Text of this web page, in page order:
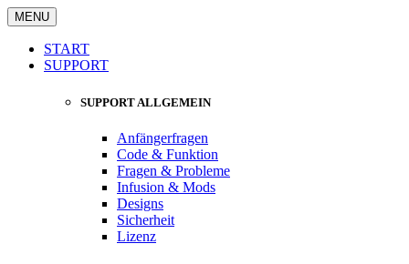
MENU
START
SUPPORT
SUPPORT ALLGEMEIN
Anfängerfragen
Code & Funktion
Fragen & Probleme
Infusion & Mods
Designs
Sicherheit
Lizenz